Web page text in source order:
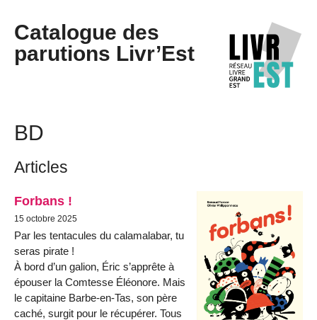
Catalogue des
parutions Livr’Est
BD
Articles
Forbans !
15 octobre 2025
Par les tentacules du calamalabar, tu
seras pirate !
À bord d’un galion, Éric s’apprête à
épouser la Comtesse Éléonore. Mais
le capitaine Barbe-en-Tas, son père
caché, surgit pour le récupérer. Tous